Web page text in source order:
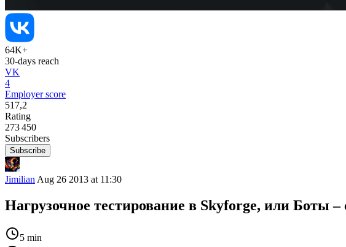
64K+
30-days reach
VK
4
Employer score
517,2
Rating
273 450
Subscribers
Subscribe
Jimilian Aug 26 2013 at 11:30
Нагрузочное тестирование в Skyforge, или Боты –
5 min